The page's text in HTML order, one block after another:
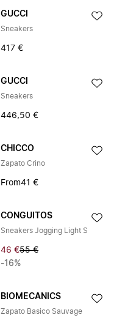
GUCCI
Sneakers
417 €
GUCCI
Sneakers
446,50 €
CHICCO
Zapato Crino
From41 €
CONGUITOS
Sneakers Jogging Light S
46 €55 €
-16%
BIOMECANICS
Zapato Basico Sauvage